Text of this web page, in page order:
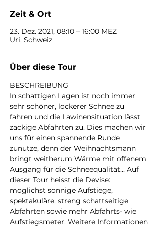
Zeit & Ort
23. Dez. 2021, 08:10 – 16:00 MEZ
Uri, Schweiz
Über diese Tour
BESCHREIBUNG
In schattigen Lagen ist noch immer
sehr schöner, lockerer Schnee zu
fahren und die Lawinensituation lässt
zackige Abfahrten zu. Dies machen wir
uns für einen spannende Runde
zunutze, denn der Weihnachtsmann
bringt weitherum Wärme mit offenem
Ausgang für die Schneequalität... Auf
dieser Tour heisst die Devise:
möglichst sonnige Aufstiege,
spektakuläre, streng schattseitige
Abfahrten sowie mehr Abfahrts- wie
Aufstiegsmeter. Weitere Informationen